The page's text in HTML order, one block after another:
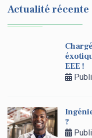
Actualité récente
EEE !
?